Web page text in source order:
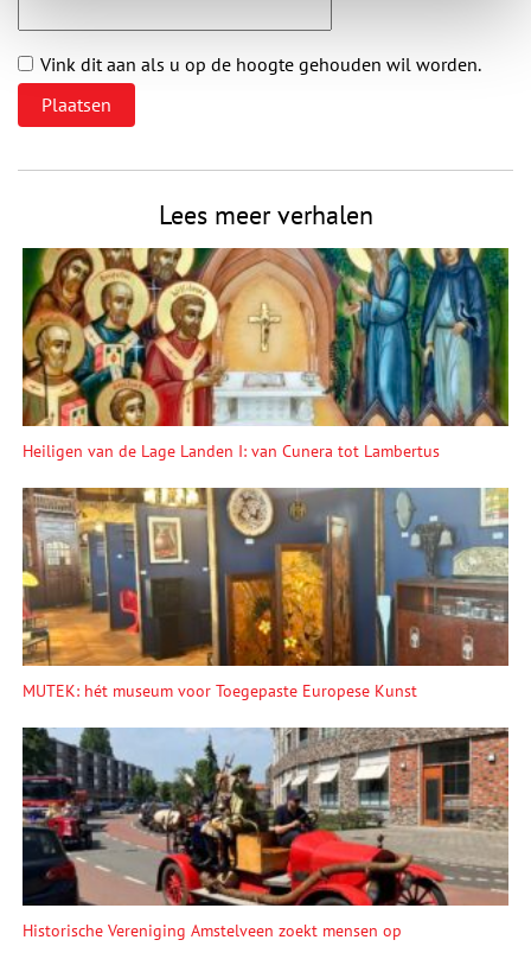
Vink dit aan als u op de hoogte gehouden wil worden.
Lees meer verhalen
Heiligen van de Lage Landen I: van Cunera tot Lambertus
MUTEK: hét museum voor Toegepaste Europese Kunst
Historische Vereniging Amstelveen zoekt mensen op